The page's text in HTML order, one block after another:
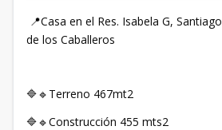
📍Casa en el Res. Isabela G, Santiago
de los Caballeros
🔷🔹 Terreno 467mt2
🔷🔹 Construcción 455 mts2